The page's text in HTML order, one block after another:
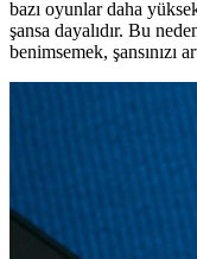
bazı oyunlar daha
şansa dayalıdır. Bu
benimsemek, şansınızı